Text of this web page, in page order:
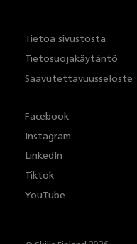
Tietoa sivustosta
Tietosuojakäytäntö
Saavutettavuusseloste
Facebook
Instagram
LinkedIn
Tiktok
YouTube